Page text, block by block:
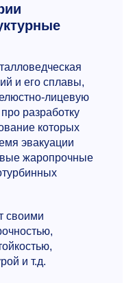
и его сплавы,
лицевую
разработку
которых
эвакуации
жаропрочные
своими
и т.д.